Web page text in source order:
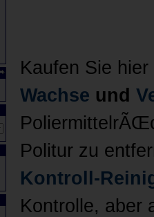
Kaufen Sie
Wachse und
Politur zu
Kontroll-
Kontrolle, aber